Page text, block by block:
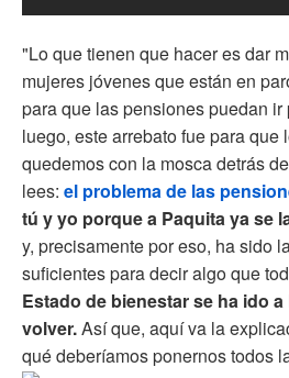
"Lo que tienen que hacer es dar
mujeres jóvenes que están en
para que las pensiones puedan
luego, este arrebato fue para que
quedemos con la mosca detrás
lees: el problema de las
tú y yo porque a Paquita ya se
y, precisamente por eso, ha sido
suficientes para decir algo que
Estado de bienestar se ha ido
volver.Así que, aquí va la
qué deberíamos ponernos todos